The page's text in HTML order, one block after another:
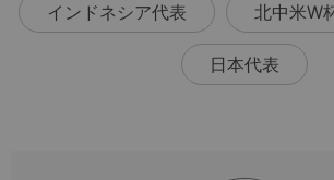
インドネシア代表 北中米W
日本代表